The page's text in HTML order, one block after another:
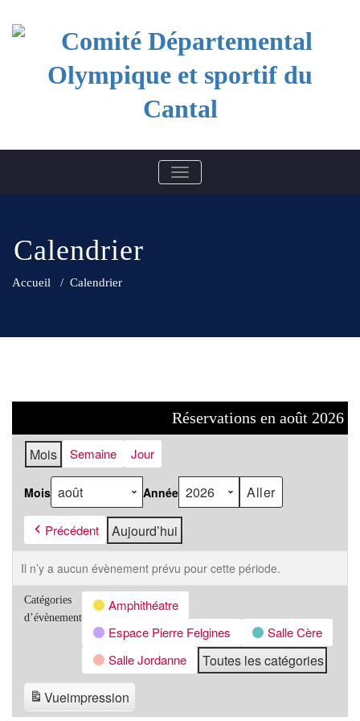
content
Comité Départemental
Olympique et sportif du
BASCULER LA NAVIGATION
Calendrier
Accueil / Calendrier
Réservations en août 2026
Mois Semaine Jour
Mois Année
Précédent Aujourd’hui
Il n’y a aucun évènement prévu pour cette période.
Catégories
d’évènement
Amphithéatre
Espace Pierre Felgines
Salle Cère
Salle Jordanne
Toutes les catégories
Vueimpression